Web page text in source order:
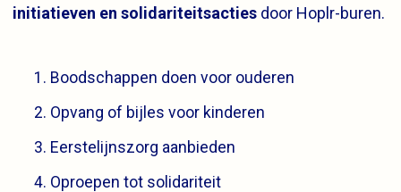
initiatieven en solidariteitsacties door Hoplr-buren.
Boodschappen doen voor ouderen
Opvang of bijles voor kinderen
Eerstelijnszorg aanbieden
Oproepen tot solidariteit